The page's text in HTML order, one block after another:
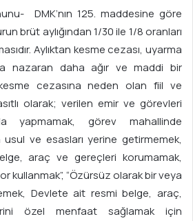
DMK’nın 125. maddesine göre
brüt aylığından 1/30 ile 1/8 oranları
Aylıktan kesme cezası, uyarma
nazaran daha ağır ve maddi bir
kesme cezasına neden olan fiil ve
olarak; verilen emir ve görevleri
yapmamak, görev mahallinde
ve esasları yerine getirmemek,
araç ve gereçleri korumamak,
kullanmak”, “Özürsüz olarak bir veya
Devlete ait resmi belge, araç,
özel menfaat sağlamak için